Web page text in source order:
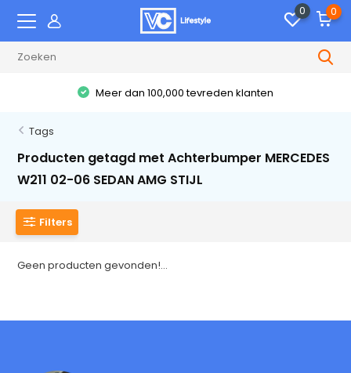
0 0
Meer dan 100,000 tevreden klanten
Tags
Producten getagd met Achterbumper MERCEDES
W211 02-06 SEDAN AMG STIJL
Filters
Geen producten gevonden!...